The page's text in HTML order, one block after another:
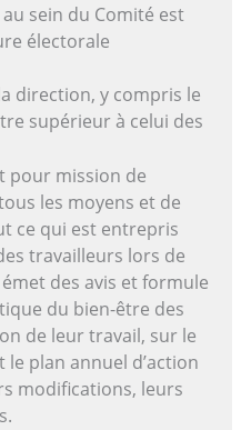
sein du Comité est
électorale
direction, y compris le
supérieur à celui des
pour mission de
les moyens et de
ce qui est entrepris
travailleurs lors de
des avis et formule
du bien-être des
de leur travail, sur le
plan annuel d’action
modifications, leurs